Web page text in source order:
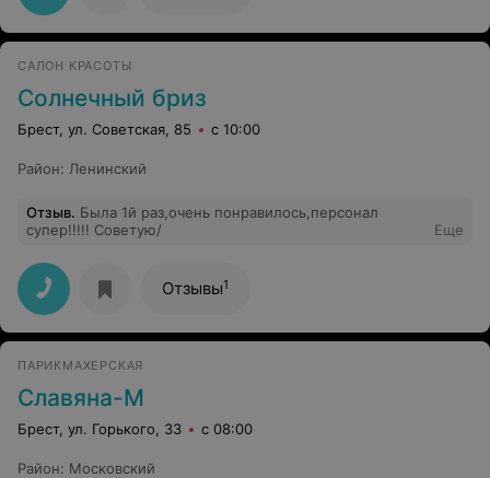
САЛОН КРАСОТЫ
Солнечный бриз
Брест, ул. Советская, 85 с 10:00
Район: Ленинский
Отзыв. Была 1й раз,очень понравилось,персонал
супер!!!!! Советую/
Еще
Отзывы1
ПАРИКМАХЕРСКАЯ
Славяна-М
Брест, ул. Горького, 33 с 08:00
Район: Московский